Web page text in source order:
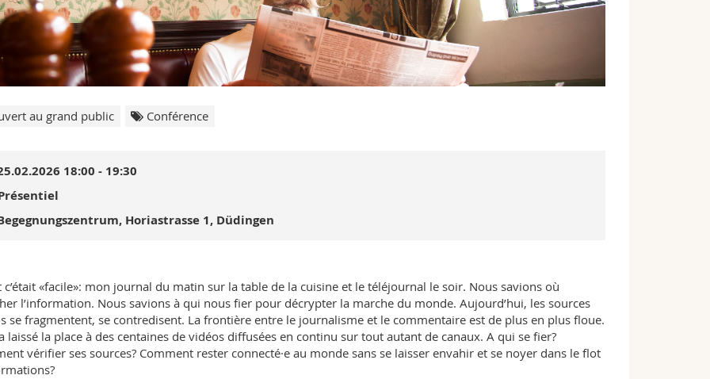
au grand public Conférence
18:00 - 19:30
Horiastrasse 1, Düdingen
c’était «facile»: mon journal du matin sur la table de la cuisine et le téléjournal le soir. Nous savions où
l’information. Nous savions à qui nous fier pour décrypter la marche du monde. Aujourd’hui, les sources
se fragmentent, se contredisent. La frontière entre le journalisme et le commentaire est de plus en plus floue.
laissé la place à des centaines de vidéos diffusées en continu sur tout autant de canaux. A qui se fier?
vérifier ses sources? Comment rester connecté·e au monde sans se laisser envahir et se noyer dans le flot